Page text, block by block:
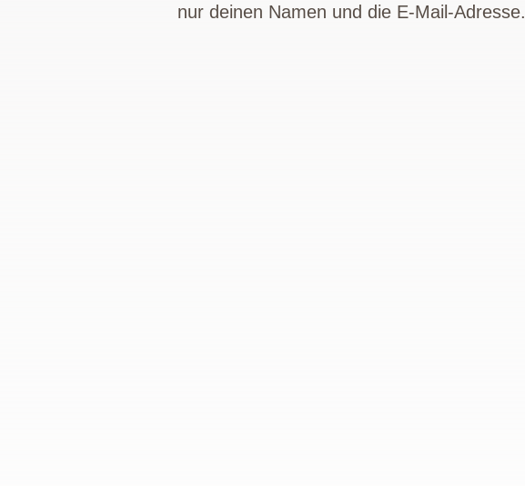
nur deinen Namen und die E-Mail-Adresse.